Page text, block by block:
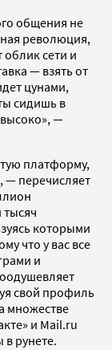
общения не
революция,
сети и
— взять от
цунами,
сидишь в
—
платформу,
— перечисляет
тысяч
которыми
что у вас все
и
свой профиль
множестве
и Mail.ru
рунете.